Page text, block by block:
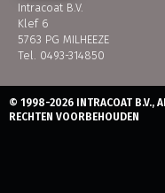
Intracoat B.V.
Klef 6
5763 PG MILHEEZE
Tel. 0493-314850
© 1998-2026 INTRACOAT B.V.,
RECHTEN VOORBEHOUDEN